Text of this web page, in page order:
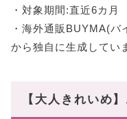
・対象期間:直近6カ月
・海外通販BUYMA(バ
から独自に生成してい
【大人きれいめ